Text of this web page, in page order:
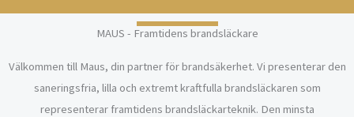
MAUS - Framtidens brandsläckare
Välkommen till Maus, din partner för brandsäkerhet. Vi presenterar den
saneringsfria, lilla och extremt kraftfulla brandsläckaren som
representerar framtidens brandsläckarteknik. Den minsta